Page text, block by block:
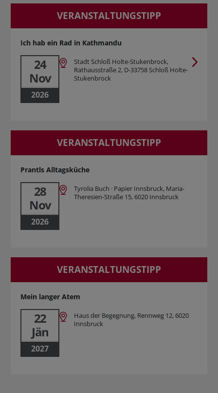
VERANSTALTUNGSTIPP
Ich hab ein Rad in Kathmandu
24
Nov
2026
Stadt Schloß Holte-Stukenbrock,
Rathausstraße 2, D-33758 Schloß Holte-
Stukenbrock
VERANSTALTUNGSTIPP
Prantls Alltagsküche
28
Nov
2026
Tyrolia Buch · Papier Innsbruck, Maria-
Theresien-Straße 15, 6020 Innsbruck
VERANSTALTUNGSTIPP
Mein langer Atem
22
Jän
2027
Haus der Begegnung, Rennweg 12, 6020
Innsbruck